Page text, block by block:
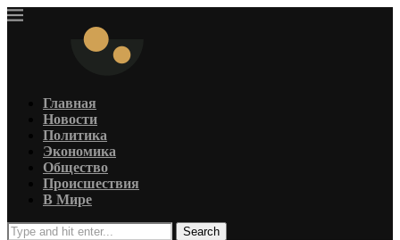
Главная
Новости
Политика
Экономика
Общество
Происшествия
В Мире
Search